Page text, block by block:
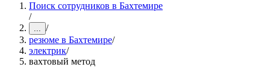
Поиск сотрудников в Бахтемире
/
... /
резюме в Бахтемире/
электрик/
вахтовый метод